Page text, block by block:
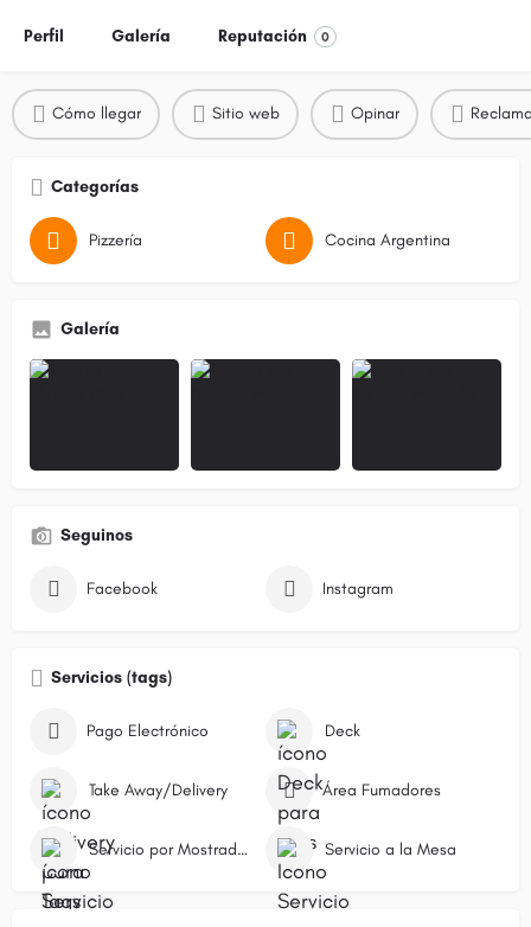
Perfil Galería Reputación 0
Cómo llegar Sitio web Opinar
Categorías
Pizzería Cocina Argentina
Galería
Seguinos
Facebook Instagram
Servicios (tags)
Pago Electrónico Deck
Take Away/Delivery Área Fumadores
Servicio por Mostrador/Caja Servicio a la Mesa